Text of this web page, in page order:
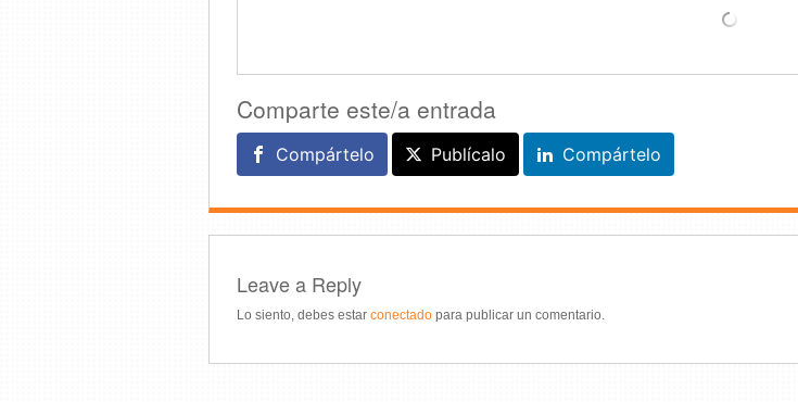
Comparte este/a entrada
Compártelo Publícalo Compártelo
Leave a Reply
Lo siento, debes estar conectado para publicar un comentario.